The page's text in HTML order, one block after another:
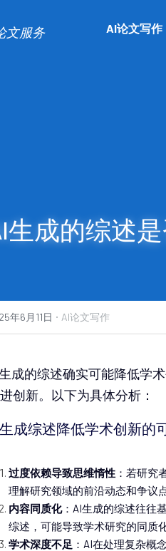
文服务 AI论文写作
生成的综述
年6月11日 · AI论文写作
成的综述确实可能降低学
创新。以下为具体分析：
成综述降低学术创新的
过度依赖导致思维惰性 ：若研究
理解研究领域的前沿动态和争议
内容同质化：AI生成的综述往往
综述，可能导致学术研究的同质
学术深度不足 ：AI在处理复杂概